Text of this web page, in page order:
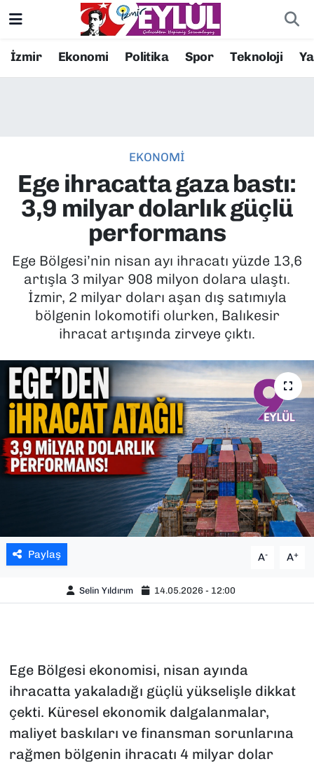
İzmir Ekonomi Politika Spor Teknoloji
EKONOMİ
Ege ihracatta gaza bastı:
3,9 milyar dolarlık güçlü
performans
Ege Bölgesi’nin nisan ayı ihracatı yüzde 13,6
artışla 3 milyar 908 milyon dolara ulaştı.
İzmir, 2 milyar doları aşan dış satımıyla
bölgenin lokomotifi olurken, Balıkesir
ihracat artışında zirveye çıktı.
Paylaş A- A+
Selin Yıldırım 14.05.2026 - 12:00
Ege Bölgesi ekonomisi, nisan ayında
ihracatta yakaladığı güçlü yükselişle dikkat
çekti. Küresel ekonomik dalgalanmalar,
maliyet baskıları ve finansman sorunlarına
rağmen bölgenin ihracatı 4 milyar dolar
Resmi İlanlar
EKONOMİ
KÜLTÜR SANAT
MAGAZİN
POLİTİKA
SAĞLIK
SPOR
TEKNOLOJİ
YAŞAM
YEREL YÖNETİMLER
Konak Nöbetçi Eczaneler
Süper Lig Puan Durumu ve Fikstür
Tüm Manşetler
Son Dakika Haberleri
Haber Arşivi